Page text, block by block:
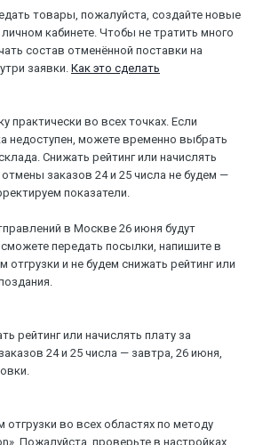
товары, пожалуйста, создайте новые
кабинете. Чтобы не тратить много
состав отменённой поставки на
заявки. Как это сделать
практически во всех точках. Если
недоступен, можете временно выбрать
Снижать рейтинг или начислять
заказов 24 и 25 числа не будем —
показатели.
в Москве 26 июня будут
передать посылки, напишите в
отгрузки и не будем снижать рейтинг или
рейтинг или начислять плату за
24 и 25 числа — завтра, 26 июня,
отгрузки во всех областях по методу
Пожалуйста, проверьте в настройках